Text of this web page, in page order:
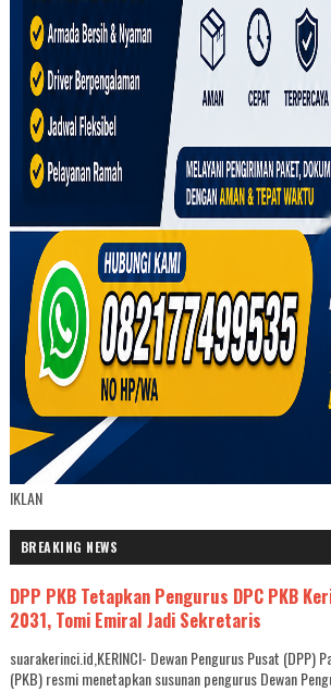
IKLAN
BREAKING NEWS
DPP PKB Tetapkan Pengurus DPC PKB
2031, Tomi Emiral Jadi Sekretaris
suarakerinci.id,KERINCI- Dewan Pengurus Pusat (DPP)
(PKB) resmi menetapkan susunan pengurus Dewan